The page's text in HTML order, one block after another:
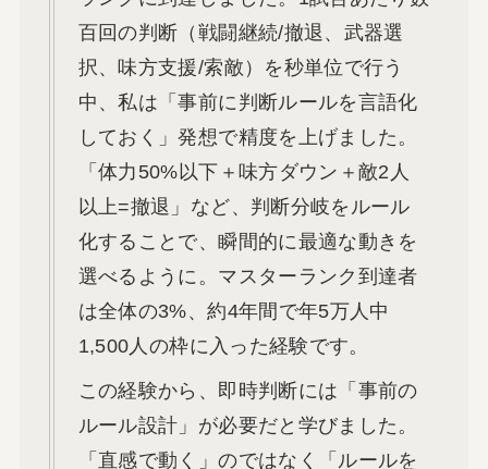
百回の判断（戦闘継続/撤退、武器選
択、味方支援/索敵）を秒単位で行う
中、私は「事前に判断ルールを言語化
しておく」発想で精度を上げました。
「体力50%以下＋味方ダウン＋敵2人
以上=撤退」など、判断分岐をルール
化することで、瞬間的に最適な動きを
選べるように。マスターランク到達者
は全体の3%、約4年間で年5万人中
1,500人の枠に入った経験です。
この経験から、即時判断には「事前の
ルール設計」が必要だと学びました。
「直感で動く」のではなく「ルールを